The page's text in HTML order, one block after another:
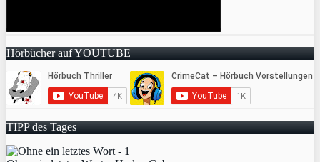
Hörbücher auf YOUTUBE
TIPP des Tages